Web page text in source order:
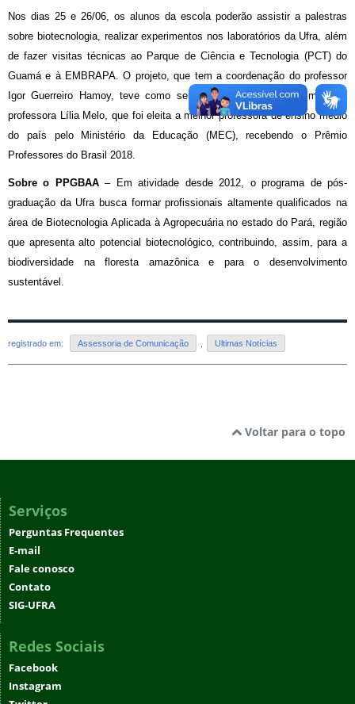
Nos dias 25 e 26/06, os alunos da escola poderão assistir a palestras
sobre biotecnologia, realizar experimentos nos laboratórios da Ufra, além
de fazer visitas técnicas ao Parque de Ciência e Tecnologia (PCT) do
Guamá e à EMBRAPA. O projeto, que tem a coordenação do professor
Igor Guerreiro Hamoy, teve como seu interlocutor no ensino médio a
professora Lília Melo, que foi eleita a melhor professora de ensino médio
do país pelo Ministério da Educação (MEC), recebendo o Prêmio
Professores do Brasil 2018.
Sobre o PPGBAA– Em atividade desde 2012, o programa de pós-
graduação da Ufra busca formar profissionais altamente qualificados na
área de Biotecnologia Aplicada à Agropecuária no estado do Pará, região
que apresenta alto potencial biotecnológico, contribuindo, assim, para a
biodiversidade na floresta amazônica e para o desenvolvimento
sustentável.
registrado em: Assessoria de Comunicação Ultimas Notícias
Voltar para o topo
Serviços
Perguntas Frequentes
E-mail
Fale conosco
Contato
SIG-UFRA
Redes Sociais
Facebook
Instagram